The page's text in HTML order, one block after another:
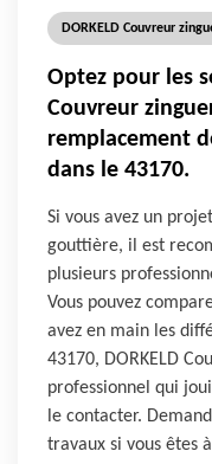
DORKELD Couvreur
Optez pour les
Couvreur
remplacement
dans le 43170.
Si vous avez un
gouttière, il est
plusieurs
Vous pouvez
avez en main les
43170, DORKELD
professionnel qui
le contacter.
travaux si vous êtes